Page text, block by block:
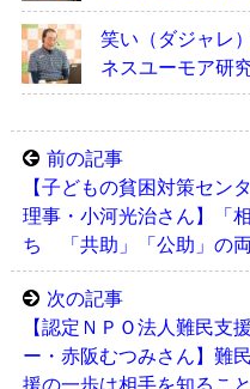
笑い（ダジャレ
ネスユーモア研
前の記事
【子どもの貧困対策セン
理事・小河光治さん】「
ち 「共助」「公助」の
次の記事
【認定ＮＰＯ法人難民支
ー・赤阪むつみさん】難